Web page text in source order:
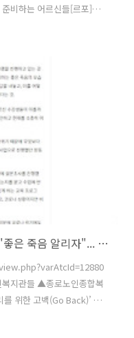
비하는 어르신들[르포]
라고 했잖아요. 준비를
겠 www.edaily.co.kr
[2021. 10 29 브라보 마이 라이프]"좋은 죽음 알리자"... 웰다잉 소개하는 노인복지관들
지관들 ▲종로노인종합복
를 위한 고백(Go Back)’ 기
종로노인종합복